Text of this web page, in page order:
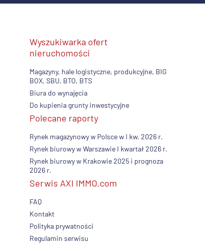
Wyszukiwarka ofert
nieruchomości
Magazyny, hale logistyczne, produkcyjne, BIG
BOX, SBU, BTO, BTS
Biura do wynajęcia
Do kupienia grunty inwestycyjne
Polecane raporty
Rynek magazynowy w Polsce w I kw. 2026 r.
Rynek biurowy w Warszawie I kwartał 2026 r.
Rynek biurowy w Krakowie 2025 i prognoza
2026 r.
Serwis AXI IMMO.com
FAQ
Kontakt
Polityka prywatności
Regulamin serwisu